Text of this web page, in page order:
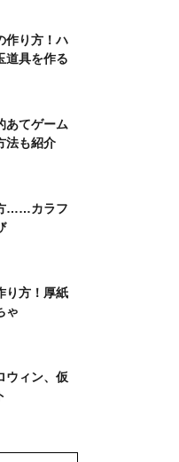
作り方！ハ
道具を作る
あてゲーム
法も紹介
……カラフ
り方！厚紙
ゃ
ウィン、仮